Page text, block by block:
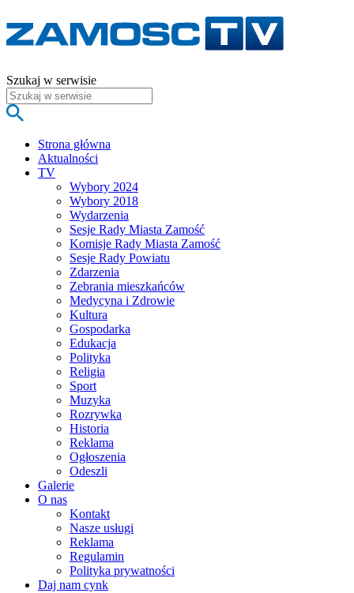
Szukaj w serwisie
Strona główna
Aktualności
TV
Wybory 2024
Wybory 2018
Wydarzenia
Sesje Rady Miasta Zamość
Komisje Rady Miasta Zamość
Sesje Rady Powiatu
Zdarzenia
Zebrania mieszkańców
Medycyna i Zdrowie
Kultura
Gospodarka
Edukacja
Polityka
Religia
Sport
Muzyka
Rozrywka
Historia
Reklama
Ogłoszenia
Odeszli
Galerie
O nas
Kontakt
Nasze usługi
Reklama
Regulamin
Polityka prywatności
Daj nam cynk